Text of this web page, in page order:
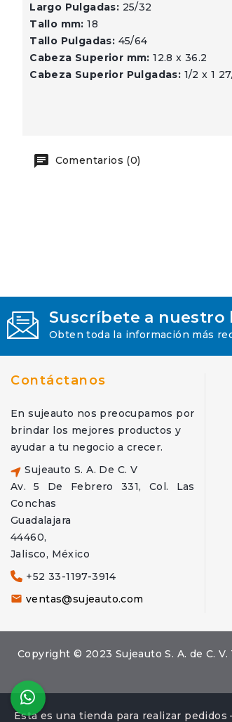
Largo Pulgadas: 25/32
Tallo mm:18
Tallo Pulgadas: 45/64
Cabeza Superior mm:12.8 x 36.2
Cabeza Superior Pulgadas: 1/2 x 1
Comentarios (0)
Suscríbete a nuestro
Obten toda la información más
Contáctanos
En sujeauto nos preocupamos por
brindar los mejores productos y
ayudar a tu negocio a crecer.
Sujeauto S. A. De C. V
Av. 5 De Febrero 331, Col. Las
Conchas
Guadalajara
44460,
Jalisco, México
+52 33-1197-3914
 ventas@sujeauto.com
Copyright © 2023 Sujeauto S. A. de C.
Esta es una tienda para realizar